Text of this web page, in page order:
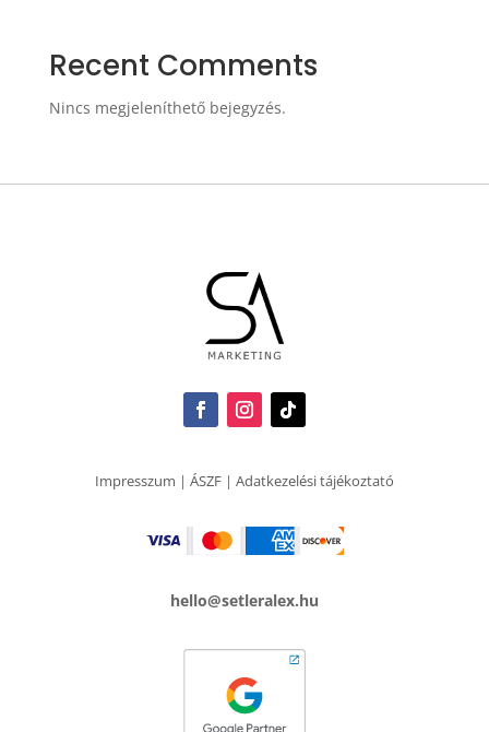
Recent Comments
Nincs megjeleníthető bejegyzés.
Impresszum | ÁSZF| Adatkezelési tájékoztató
hello@setleralex.hu